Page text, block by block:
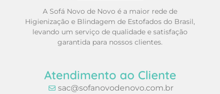
A Sofá Novo de Novo é a maior rede de
Higienização e Blindagem de Estofados do Brasil,
levando um serviço de qualidade e satisfação
garantida para nossos clientes.
Atendimento ao Cliente
sac@sofanovodenovo.com.br